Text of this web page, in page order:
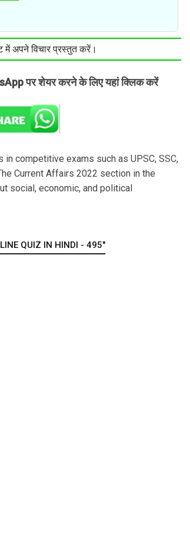
अपने विचार प्रस्तुत करें।
पर शेयर करने के लिए यहां क्लिक करें
competitive exams such as UPSC, SSC,
Current Affairs 2022 section in the
social, economic, and political
QUIZ IN HINDI - 495"